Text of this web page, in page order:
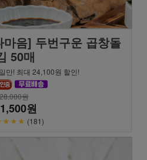
마음] 두번구운 곱창돌
50매
만! 최대 24,100원 할인!
원
원
(181)